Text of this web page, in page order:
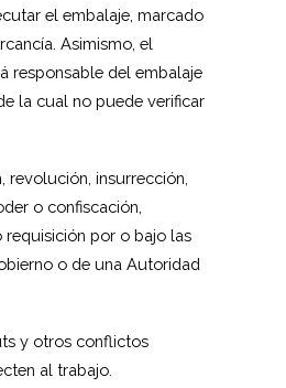
el embalaje, marcado
Asimismo, el
responsable del embalaje
la cual no puede verificar
revolución, insurrección,
o confiscación,
requisición por o bajo las
o de una Autoridad
y otros conflictos
al trabajo.